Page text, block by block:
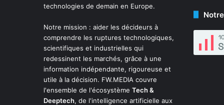
technologies de demain en Europe.
Notre mission : aider les décideurs à
comprendre les ruptures technologiques,
scientifiques et industrielles qui
redessinent les marchés, grâce à une
information indépendante, rigoureuse et
utile à la décision. FW.MEDIA couvre
l'ensemble de l'écosystème Tech &
Deeptech, de l'intelligence artificielle aux